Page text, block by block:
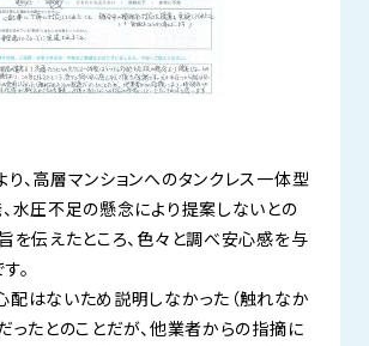
、高層マンションへのタンクレス一体型
水圧不足の懸念により提案しないとの
を伝えたところ、色々と調べ安心感を与
。
配はないため説明しなかった（触れなか
ったとのことだが、他業者からの指摘に